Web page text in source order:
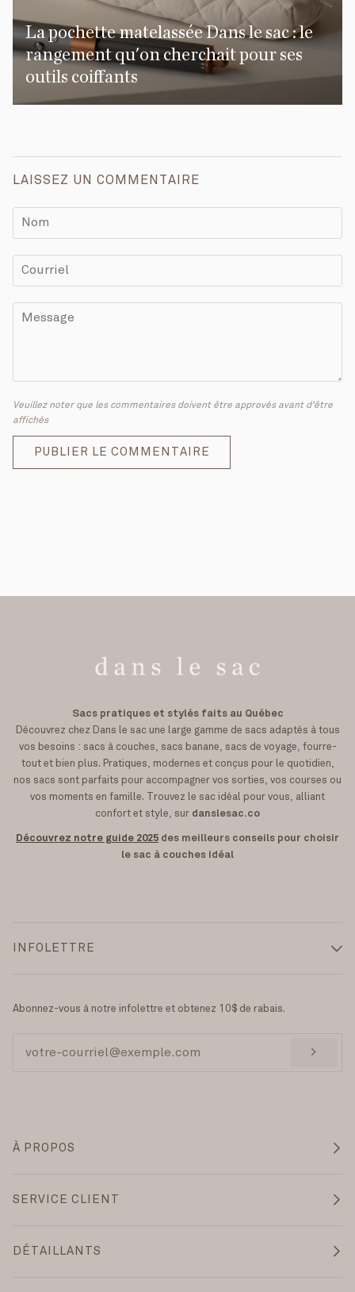
La pochette matelassée Dans le sac : le
rangement qu'on cherchait pour ses
outils coiffants
LAISSEZ UN COMMENTAIRE
Veuillez noter que les commentaires doivent être approvés avant d'être
affichés
PUBLIER LE COMMENTAIRE
Sacs pratiques et stylés faits au Québec
Découvrez chez Dans le sac une large gamme de sacs adaptés à tous
vos besoins : sacs à couches, sacs banane, sacs de voyage, fourre-
tout et bien plus. Pratiques, modernes et conçus pour le quotidien,
nos sacs sont parfaits pour accompagner vos sorties, vos courses ou
vos moments en famille. Trouvez le sac idéal pour vous, alliant
confort et style, sur danslesac.co
Découvrez notre guide 2025 des meilleurs conseils pour choisir
le sac à couches idéal
INFOLETTRE
Abonnez-vous à notre infolettre et obtenez 10$ de rabais.
>
À PROPOS
SERVICE CLIENT
DÉTAILLANTS